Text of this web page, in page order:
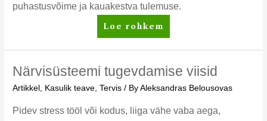
puhastusvõime ja kauakestva tulemuse.
AMWAY
koduhooldustooted
kodutööde
lihtsustamiseks
Loe rohkem
Närvisüsteemi tugevdamise viisid
Artikkel , Kasulik teave,Tervis / ByAleksandras Belousovas
Pidev stress tööl või kodus, liiga vähe vaba aega,